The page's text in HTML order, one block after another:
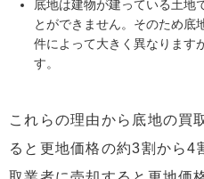
底地は建物が建っている土地
とができません。そのため底
件によって大きく異なります
す。
これらの理由から底地の買
ると更地価格の約3割から4